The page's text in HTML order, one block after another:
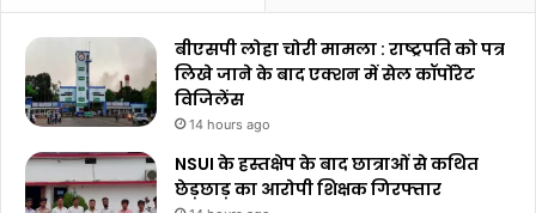
बीएसपी लोहा चोरी मामला : राष्ट्रपति को पत्र
लिखे जाने के बाद एक्शन में सेल कॉर्पोरेट
विजिलेंस
14 hours ago
NSUI के हस्तक्षेप के बाद छात्राओं से कथित
छेड़छाड़ का आरोपी शिक्षक गिरफ्तार